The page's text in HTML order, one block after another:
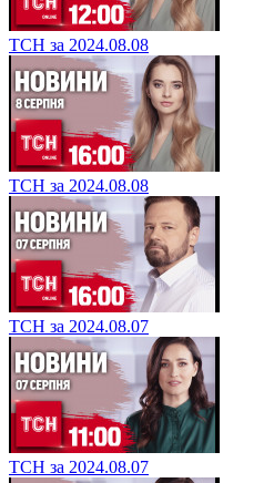
ТСН за 2024.08.08
ТСН за 2024.08.08
ТСН за 2024.08.07
ТСН за 2024.08.07